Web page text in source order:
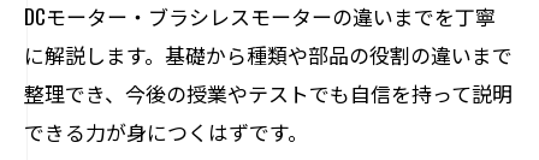
DCモーター・ブラシレスモーターの違いまでを丁寧
に解説します。基礎から種類や部品の役割の違いまで
整理でき、今後の授業やテストでも自信を持って説明
できる力が身につくはずです。